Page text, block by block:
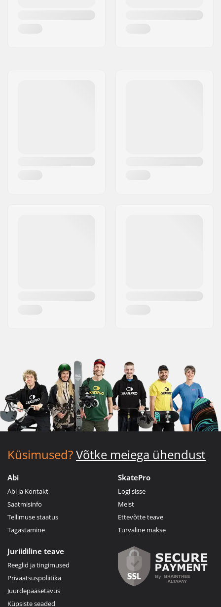
Küsimused?Võtke meiega ühendust
Abi
Abi ja Kontakt
Saatmisinfo
Tellimuse staatus
Tagastamine
SkatePro
Logi sisse
Meist
Ettevõtte teave
Turvaline makse
Juriidiline teave
Reeglid ja tingimused
Privaatsuspoliitika
Juurdepääsetavus
Küpsiste seaded